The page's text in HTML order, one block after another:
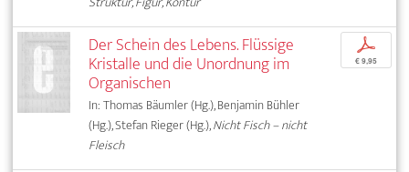
Der Schein des Lebens. Flüssige
Kristalle und die Unordnung im
Organischen
In: Thomas Bäumler (Hg.), Benjamin Bühler
(Hg.), Stefan Rieger (Hg.),Nicht Fisch – nicht
Fleisch
p
€ 9,95